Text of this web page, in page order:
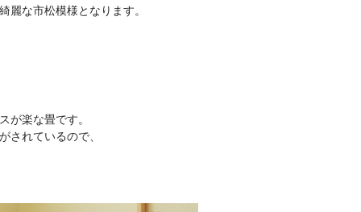
麗な市松模様となります。
が楽な畳です。
されているので、